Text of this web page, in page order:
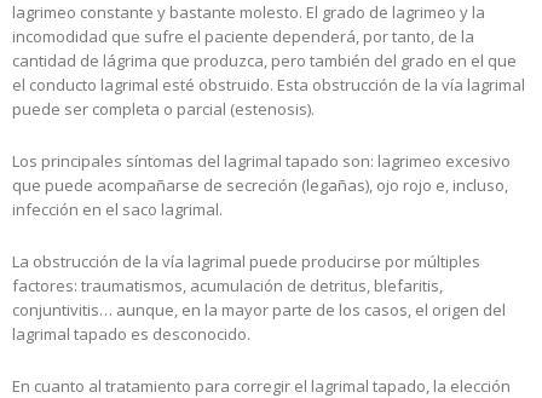
lagrimeo constante y bastante molesto. El grado de lagrimeo y la
incomodidad que sufre el paciente dependerá, por tanto, de la
cantidad de lágrima que produzca, pero también del grado en el que
el conducto lagrimal esté obstruido. Esta obstrucción de la vía lagrimal
puede ser completa o parcial (estenosis).
Los principales síntomas del lagrimal tapado son: lagrimeo excesivo
que puede acompañarse de secreción (legañas), ojo rojo e, incluso,
infección en el saco lagrimal.
La obstrucción de la vía lagrimal puede producirse por múltiples
factores: traumatismos, acumulación de detritus, blefaritis,
conjuntivitis… aunque, en la mayor parte de los casos, el origen del
lagrimal tapado es desconocido.
En cuanto al tratamiento para corregir el lagrimal tapado, la elección